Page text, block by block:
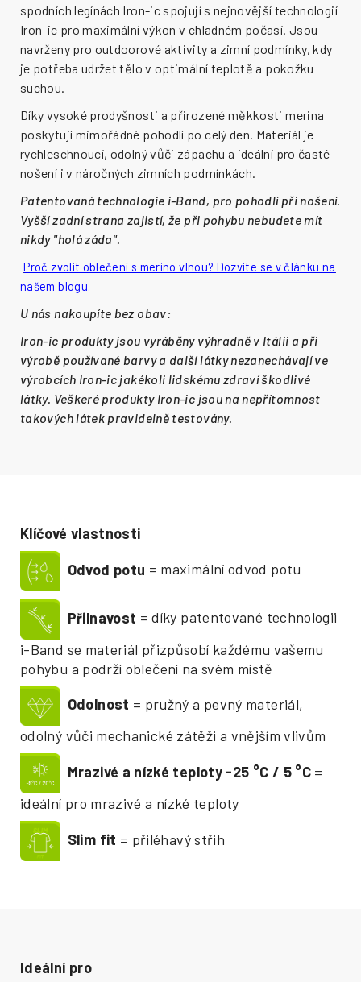
spodních legínách Iron-ic spojují s nejnovější technologií
Iron-ic pro maximální výkon v chladném počasí. Jsou
navrženy pro outdoorové aktivity a zimní podmínky, kdy
je potřeba udržet tělo v optimální teplotě a pokožku
suchou.
Díky vysoké prodyšnosti a přirozené měkkosti merina
poskytují mimořádné pohodlí po celý den. Materiál je
rychleschnoucí, odolný vůči zápachu a ideální pro časté
nošení i v náročných zimních podmínkách.
Patentovaná technologie i-Band, pro pohodlí při nošení.
Vyšší zadní strana zajistí, že při pohybu nebudete mít
nikdy "holá záda".
Proč zvolit oblečení s merino vlnou? Dozvíte se v článku na
našem blogu.
U nás nakoupíte bez obav:
Iron-ic produkty jsou vyráběny výhradně v Itálii a při
výrobě používané barvy a další látky nezanechávají ve
výrobcích Iron-ic jakékoli lidskému zdraví škodlivé
látky. Veškeré produkty Iron-ic jsou na nepřítomnost
takových látek pravidelně testovány.
Ideální pro
Klíčové vlastnosti
Odvod potu = maximální odvod potu
Přilnavost = díky patentované technologii
i-Band se materiál přizpůsobí každému vašemu
pohybu a podrží oblečení na svém místě
Odolnost = pružný a pevný materiál,
odolný vůči mechanické zátěži a vnějším vlivům
Mrazivé a nízké teploty -25 °C / 5 °C =
ideální pro mrazivé a nízké teploty
Slim fit = přiléhavý střih